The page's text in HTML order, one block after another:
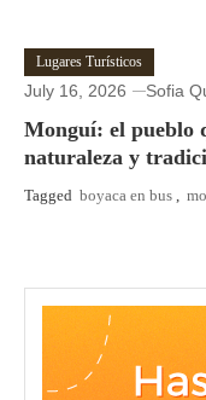
Lugares Turísticos
July 16, 2026 Sofia
Monguí: el pueblo
naturaleza y
Tagged boyaca en bus ,